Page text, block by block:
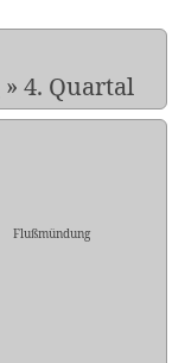
» 4. Quartal
Flußmündung